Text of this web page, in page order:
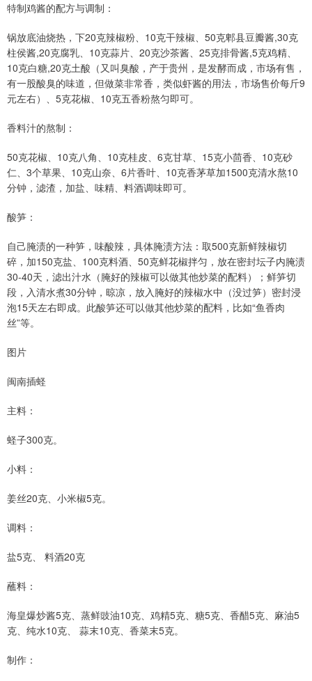
特制鸡酱的配方与调制：
锅放底油烧热，下20克辣椒粉、10克干辣椒、50克郫县豆瓣酱,30克
柱侯酱,20克腐乳、10克蒜片、20克沙茶酱、25克排骨酱,5克鸡精、
10克白糖,20克土酸（又叫臭酸，产于贵州，是发酵而成，市场有售，
有一股酸臭的味道，但做菜非常香，类似虾酱的用法，市场售价每斤9
元左右）、5克花椒、10克五香粉熬匀即可。
香料汁的熬制：
50克花椒、10克八角、10克桂皮、6克甘草、15克小茴香、10克砂
仁、3个草果、10克山奈、6片香叶、10克香茅草加1500克清水熬10
分钟，滤渣，加盐、味精、料酒调味即可。
酸笋：
自己腌渍的一种笋，味酸辣，具体腌渍方法：取500克新鲜辣椒切
碎，加150克盐、100克料酒、50克鲜花椒拌匀，放在密封坛子内腌渍
30-40天，滤出汁水（腌好的辣椒可以做其他炒菜的配料）；鲜笋切
段，入清水煮30分钟，晾凉，放入腌好的辣椒水中（没过笋）密封浸
泡15天左右即成。此酸笋还可以做其他炒菜的配料，比如“鱼香肉
丝”等。
图片
闽南插蛏
主料：
蛏子300克。
小料：
姜丝20克、小米椒5克。
调料：
盐5克、 料酒20克
蘸料：
海皇爆炒酱5克、蒸鲜豉油10克、鸡精5克、糖5克、香醋5克、麻油5
克、纯水10克、 蒜末10克、香菜末5克。
制作：